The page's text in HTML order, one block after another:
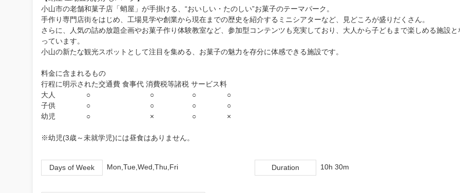
小山市の老舗和菓子店「蛸屋」が手掛ける、“おいしい・たのしい”お菓子のテーマパーク。
手作り専門店街をはじめ、工場見学や創業から現在までの歴史を紹介するミニシアターなど、見どころが盛りだくさん。
さらに、人気の詰め放題企画やお菓子作り体験教室など、参加型コンテンツも充実しており、大人から子どもまで楽しめる施設と
っています。
小山の新たな観光スポットとして注目を集める、お菓子の魅力を存分に体感できる施設です。
料金に含まれるもの
行程に明示された交通費 食事代 消費税等諸税 サービス料
大人 ○ ○ ○ ○
子供 ○ ○ ○ ○
幼児 ○ × ○ ×
※幼児(3歳～未就学児)には昼食はありません。
Days of Week Mon,Tue,Wed,Thu,Fri Duration 10h 30m